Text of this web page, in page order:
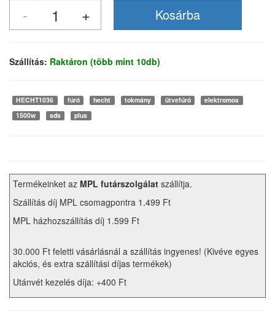
Szállítás: Raktáron (több mint 10db)
HECHT1036 fúró hecht tokmány ütvefúró
elektromos
1500w
sds plus
Termékeinket az MPL futárszolgálat szállítja.
Szállítás díj MPL csomagpontra 1.499 Ft
MPL házhozszállítás díj 1.599 Ft
30.000 Ft feletti vásárlásnál a szállítás ingyenes! (Kivéve egyes
akciós, és extra szállítási díjas termékek)
Utánvét kezelés díja: +400 Ft